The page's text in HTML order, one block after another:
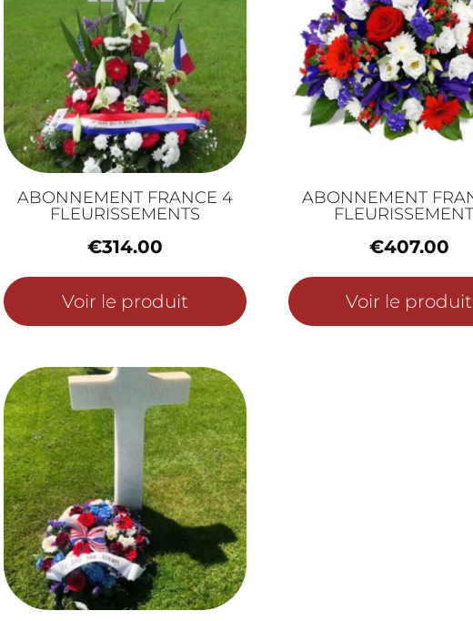
ABONNEMENT FRANCE 4
FLEURISSEMENTS
€314.00
Voir le produit
ABONNEMENT
€407.00
Voir le produit